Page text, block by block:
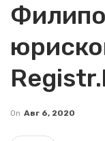
On Авг 6, 2020